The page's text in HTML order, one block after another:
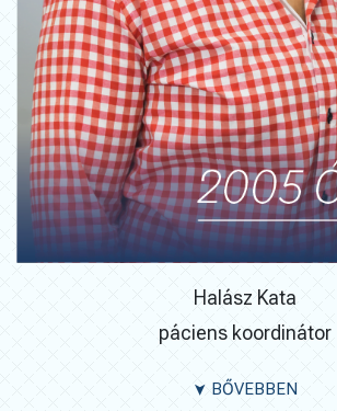
Halász Kata
páciens koordinátor
➤ BŐVEBBEN